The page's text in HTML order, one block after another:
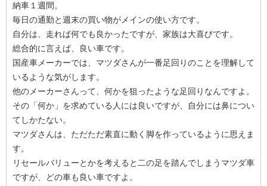
納車１週間。
毎日の通勤と週末の買い物がメインの使い方です。
自分は、走れば何でも良かったですが、家族は大喜びです。
総合的に言えば、良い車です。
国産車メーカーでは、マツダさんが一番足回りのことを理解して
いるような気がします。
他のメーカーさんって、何かを狙ったような足回りなんですよ。
その「何か」を求めている人には良いですが、自分には鼻につい
てしかたない。
マツダさんは、ただただ素直に動く脚を作っているように思えま
す。
リセールバリューとかを考えると二の足を踏んでしまうマツダ車
ですが、どの車も良い車ですよ。